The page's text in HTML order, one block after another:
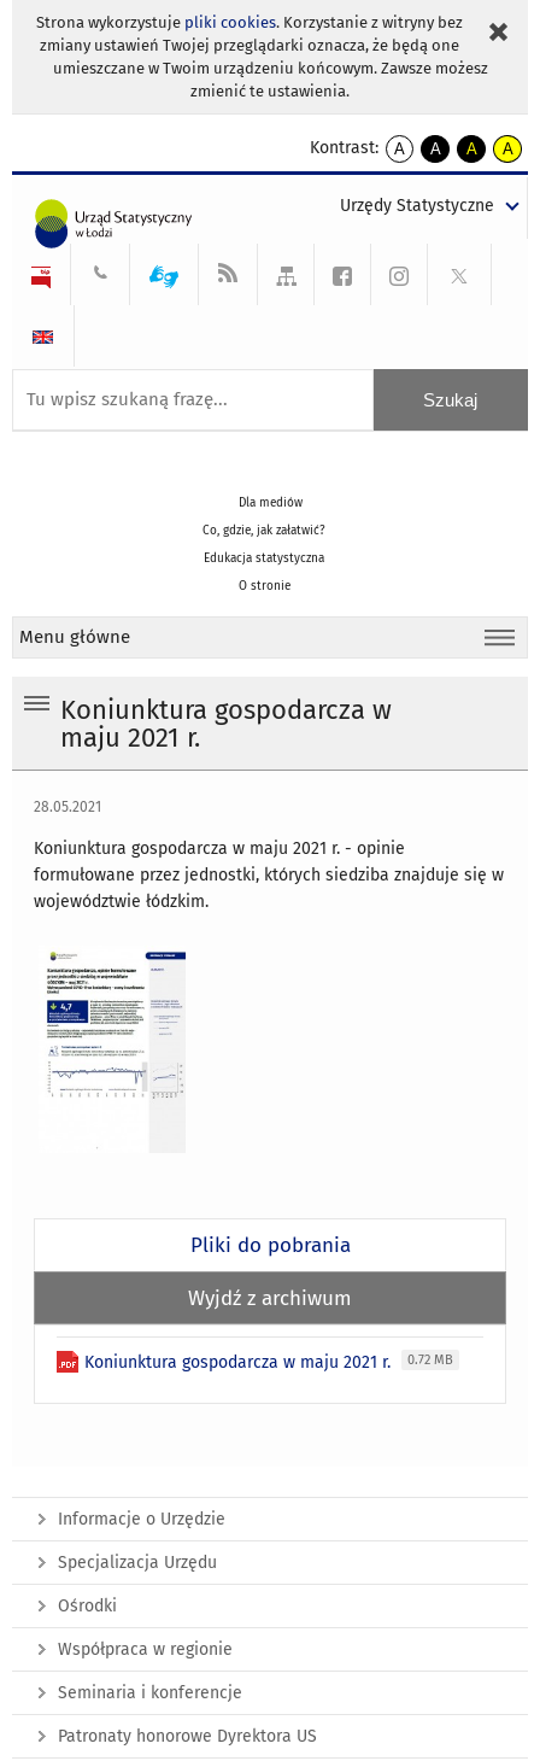
Strona wykorzystuje pliki cookies. Korzystanie z witryny bez
zmiany ustawień Twojej przeglądarki oznacza, że będą one
umieszczane w Twoim urządzeniu końcowym. Zawsze możesz
zmienić te ustawienia.
Kontrast:
A
kontrast
A
kontrast
tekst
czarnym
A
kontrast
tekst
czarnym
A
tekst
żółtym
Urzędy Statystyczne
Dla mediów
Co, gdzie, jak załatwić?
Edukacja statystyczna
O stronie
Menu główne
Koniunktura gospodarcza w
maju 2021 r.
28.05.2021
Koniunktura gospodarcza w maju 2021 r. - opinie
formułowane przez jednostki, których siedziba znajduje się w
województwie łódzkim.
Pliki do pobrania
Wyjdź z archiwum
Koniunktura gospodarcza w maju 2021 r. 0.72 MB
Informacje o Urzędzie
Specjalizacja Urzędu
Ośrodki
Współpraca w regionie
Seminaria i konferencje
Patronaty honorowe Dyrektora US